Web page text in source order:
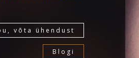
võta ühendust
Blogi